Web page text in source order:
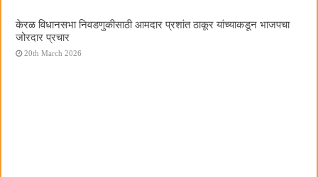
केरळ विधानसभा निवडणुकीसाठी आमदार प्रशांत ठाकूर यांच्याकडून भाजपचा
जोरदार प्रचार
20th March 2026